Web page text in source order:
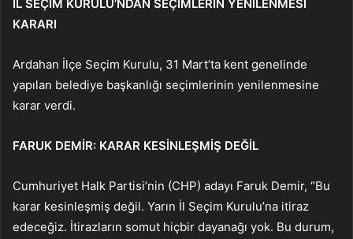
İL SEÇİM KURULU’NDAN SEÇİMLERİN YENİLENMESİ
KARARI
Ardahan İlçe Seçim Kurulu, 31 Mart’ta kent genelinde
yapılan belediye başkanlığı seçimlerinin yenilenmesine
karar verdi.
FARUK DEMİR: KARAR KESİNLEŞMİŞ DEĞİL
Cumhuriyet Halk Partisi’nin (CHP) adayı Faruk Demir, “Bu
karar kesinleşmiş değil. Yarın İl Seçim Kurulu’na itiraz
edeceğiz. İtirazların somut hiçbir dayanağı yok. Bu durum,